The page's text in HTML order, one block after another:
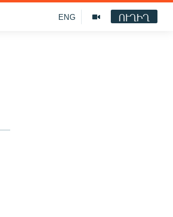
ENG ՈՒՂԻՂ